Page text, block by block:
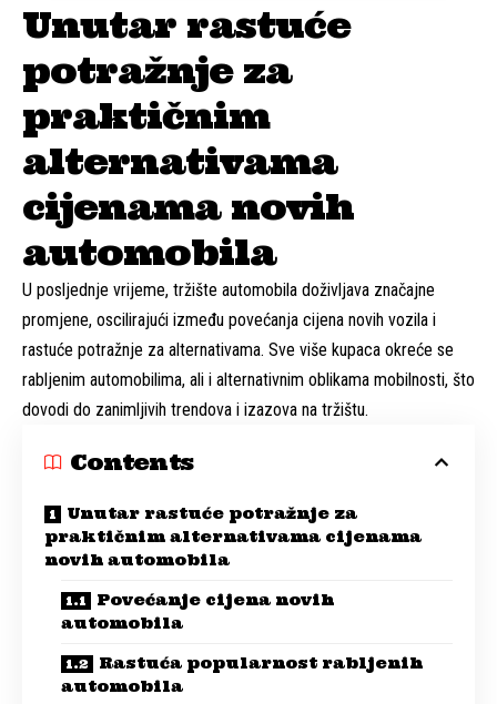
Unutar rastuće
potražnje za
praktičnim
alternativama
cijenama novih
automobila
U posljednje vrijeme, tržište automobila doživljava značajne
promjene, oscilirajući između povećanja cijena novih vozila i
rastuće potražnje za alternativama. Sve više kupaca okreće se
rabljenim automobilima, ali i alternativnim oblikama mobilnosti, što
dovodi do zanimljivih trendova i izazova na tržištu.
Contents
Unutar rastuće potražnje za
praktičnim alternativama cijenama
novih automobila
Povećanje cijena novih
automobila
Rastuća popularnost rabljenih
automobila